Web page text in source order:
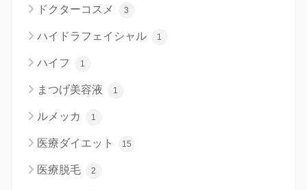
ドクターコスメ 3
ハイドラフェイシャル 1
ハイフ 1
まつげ美容液 1
ルメッカ 1
医療ダイエット 15
医療脱毛 2